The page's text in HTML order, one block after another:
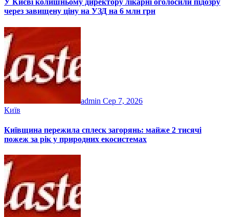
У Києві колишньому директору лікарні оголосили підозру
через завищену ціну на УЗД на 6 млн грн
admin Сер 7, 2026
Київ
Київщина пережила сплеск загорянь: майже 2 тисячі
пожеж за рік у природних екосистемах